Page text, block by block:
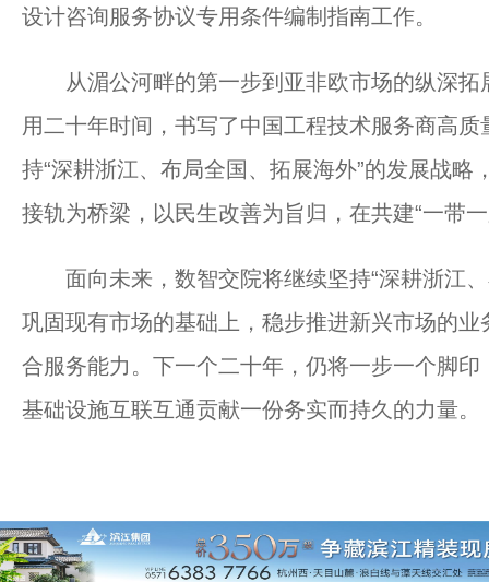
设计咨询服务协议专用条件编制指南工作。
从湄公河畔的第一步到亚非欧市场的纵深拓
用二十年时间，书写了中国工程技术服务商高
持“深耕浙江、布局全国、拓展海外”的发展战
接轨为桥梁，以民生改善为旨归，在共建“一带
面向未来，数智交院将继续坚持“深耕浙江、
巩固现有市场的基础上，稳步推进新兴市场的
合服务能力。下一个二十年，仍将一步一个脚
基础设施互联互通贡献一份务实而持久的力量。